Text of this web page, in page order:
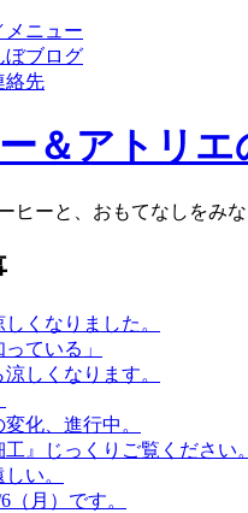
くなりました。
っている」
しくなります。
化、進行中。
工』じっくりご覧ください。
い。
（月）です。